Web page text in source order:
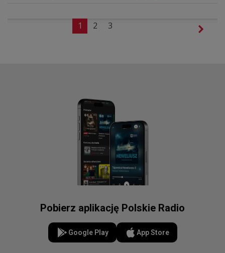
1 2 3
Pobierz aplikację Polskie Radio
Google Play App Store